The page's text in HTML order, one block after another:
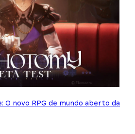
O novo RPG de mundo aberto da